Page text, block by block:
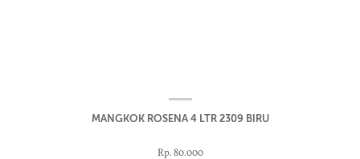
MANGKOK ROSENA 4 LTR 2309 BIRU
Rp. 80.000